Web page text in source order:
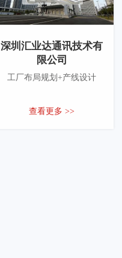
深圳汇业达通讯技术有
限公司
工厂布局规划+产线设计
查看更多 >>